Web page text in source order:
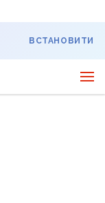
ВСТАНОВИТИ